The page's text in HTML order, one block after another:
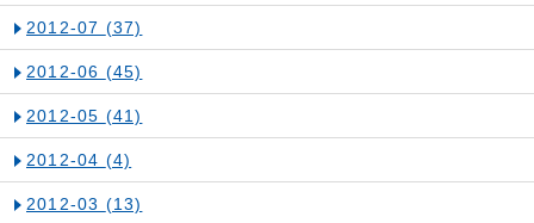
2012-07 (37)
2012-06 (45)
2012-05 (41)
2012-04 (4)
2012-03 (13)